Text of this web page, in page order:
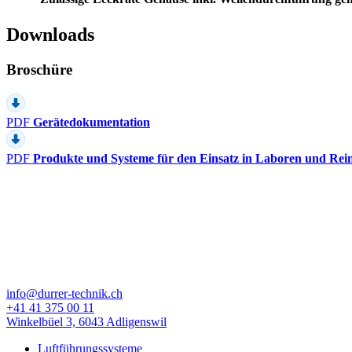
Downloads
Broschüre
PDF Gerätedokumentation
PDF Produkte und Systeme für den Einsatz in Laboren und
info@durrer-technik.ch
+41 41 375 00 11
Winkelbüel 3, 6043 Adligenswil
Luftführungssysteme